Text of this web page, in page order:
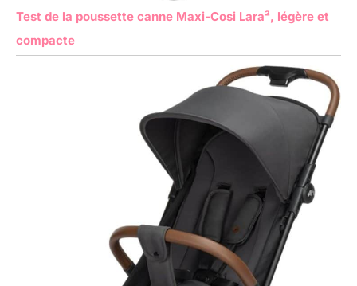
Test de la poussette canne Maxi-Cosi Lara², légère et
compacte